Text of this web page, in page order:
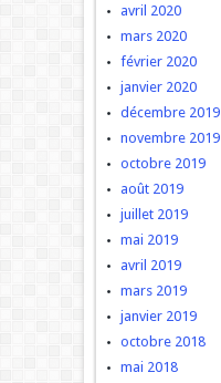
avril 2020
mars 2020
février 2020
janvier 2020
décembre 2019
novembre 2019
octobre 2019
août 2019
juillet 2019
mai 2019
avril 2019
mars 2019
janvier 2019
octobre 2018
mai 2018